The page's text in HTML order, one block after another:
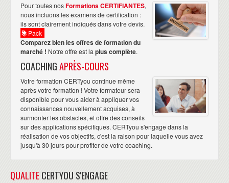
Pour toutes nosFormations CERTIFIANTES,
nous incluons les examens de certification :
ils sont clairement indiqués dans votre devis.
Pack
Comparez bien les offres de formation du
marché ! Notre offre est la plus complète.
COACHINGAPRÈS-COURS
Votre formation CERTyou continue même
après votre formation ! Votre formateur sera
disponible pour vous aider à appliquer vos
connaissances nouvellement acquises, à
surmonter les obstacles, et offre des conseils
sur des applications spécifiques. CERTyou s'engage dans la
réalisation de vos objectifs, c'est la raison pour laquelle vous avez
jusqu'à 30 jours pour profiter de votre coaching.
QUALITECERTYOU S'ENGAGE